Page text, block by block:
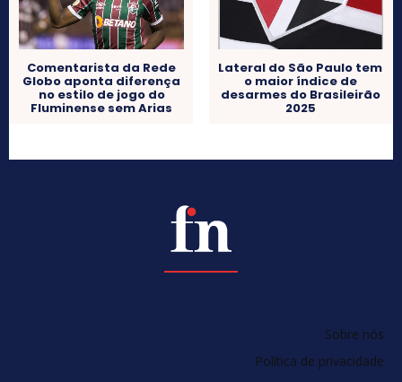
Comentarista da Rede
Globo aponta diferença
no estilo de jogo do
Fluminense sem Arias
Lateral do São Paulo tem
o maior índice de
desarmes do Brasileirão
2025
Sobre nós
Política de privacidade